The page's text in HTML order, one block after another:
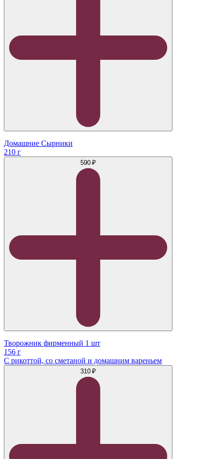
Домашние Сырники
210 г
590 ₽
Творожник фирменный 1 шт
156 г
С рикоттой, со сметаной и домашним вареньем
310 ₽